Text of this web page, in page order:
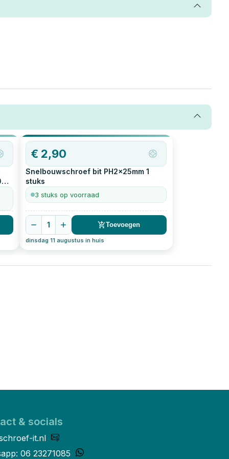
€ 2,90
Snelbouwschroef bit PH2x25mm 1
stuks
3 stuks op voorraad
1 Toevoegen
dinsdag 11 augustus in huis
& socials
it.nl
06 23271085